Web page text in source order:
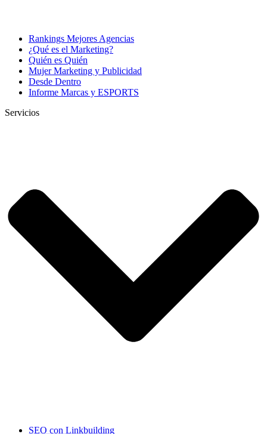
Rankings Mejores Agencias
¿Qué es el Marketing?
Quién es Quién
Mujer Marketing y Publicidad
Desde Dentro
Informe Marcas y ESPORTS
Servicios
SEO con Linkbuilding